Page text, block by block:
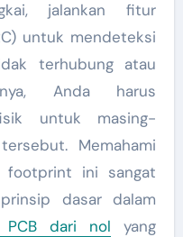
jalankan fitur
untuk mendeteksi
terhubung atau
Anda harus
untuk masing-
Memahami
footprint ini sangat
dasar dalam
PCB dari nol yang